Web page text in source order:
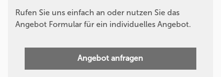
Rufen Sie uns einfach an oder nutzen Sie das
Angebot Formular für ein individuelles Angebot.
Angebot anfragen